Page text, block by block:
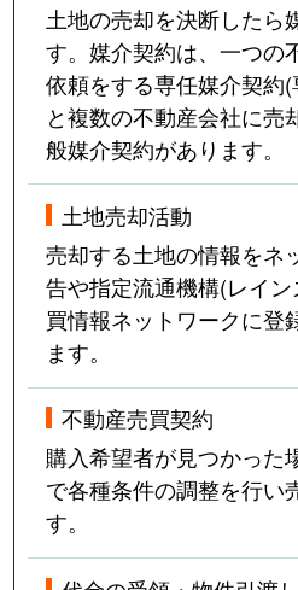
土地の売却を決断したら
す。媒介契約は、一つの
依頼をする専任媒介契約
と複数の不動産会社に売
般媒介契約があります。
土地売却活動
売却する土地の情報をネ
告や指定流通機構(レイ
買情報ネットワークに登
ます。
不動産売買契約
購入希望者が見つかった
で各種条件の調整を行い
す。